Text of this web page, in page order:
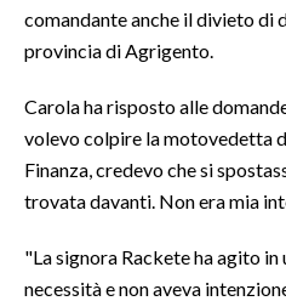
#CARAUNIONE
INSULARITÀ
INFO AZIENDE
ANNUNCI
comandante anche il divieto di
provincia di Agrigento.
Carola ha risposto alle
volevo colpire la motovedetta
Finanza, credevo che si
trovata davanti. Non era mia
"La signora Rackete ha agito in
necessità e non aveva